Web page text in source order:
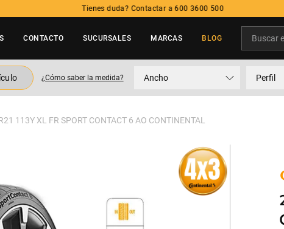
Tienes duda? Contactar a
CONTACTO SUCURSALES MARCAS BLOG
¿Cómo saber la medida? Ancho Perfil
113Y XL FR SPORT CONTACT 6 AO CONTINENTAL
TÉRMINOS MÁS BUSCADOS
. neumatico
3 . 235